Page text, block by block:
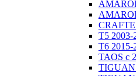
T5 2003-
T6 2015-
TAOS с
TIGUAN